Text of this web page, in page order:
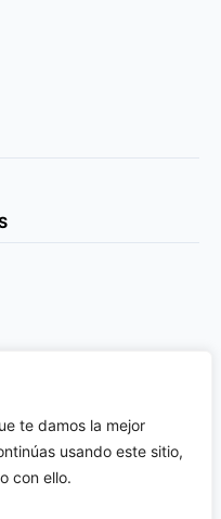
te damos la mejor
usando este sitio,
con ello.
for aviation and
(PDF)